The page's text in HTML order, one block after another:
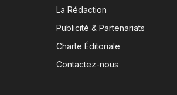
La Rédaction
Publicité & Partenariats
Charte Éditoriale
Contactez-nous